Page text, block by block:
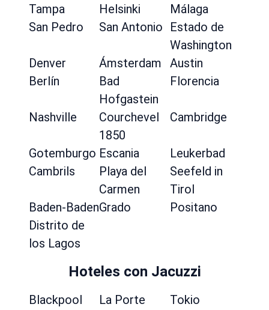
Tampa
Helsinki
Málaga
San Pedro
San Antonio
Estado de
Washington
Denver
Ámsterdam
Austin
Berlín
Bad
Hofgastein
Florencia
Nashville
Courchevel
1850
Cambridge
Gotemburgo Escania
Leukerbad
Cambrils
Playa del
Carmen
Seefeld in
Tirol
Baden-BadenGrado
Positano
Distrito de
los Lagos
Hoteles con Jacuzzi
Blackpool La Porte
Tokio